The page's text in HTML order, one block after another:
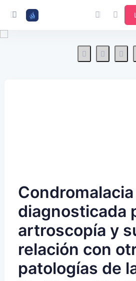
diagnosticada
artroscopía y
relación con
patologías de